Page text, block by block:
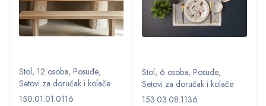
Stol, 12 osoba, Posuđe,
Setovi za doručak i kolače
150.01.01.0116
Stol, 6 osoba, Posuđe,
Setovi za doručak i kolače
153.03.08.1136